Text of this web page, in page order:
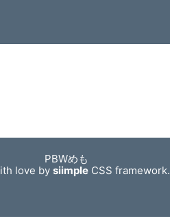
PBWめも
love bysiimple CSS framework.